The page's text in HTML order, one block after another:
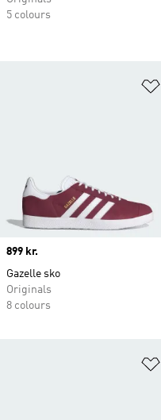
Price
899 kr.
Gazelle sko
Originals
8 colours
5 colours